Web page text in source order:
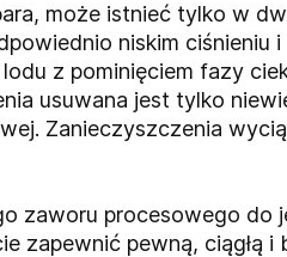
może istnieć tylko w
niskim ciśnieniu
z pominięciem fazy
usuwana jest tylko
Zanieczyszczenia
zaworu procesowego do
zapewnić pewną, ciągłą i